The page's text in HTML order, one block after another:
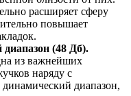
расширяет сферу
повышает
(48 Дб).
из важнейших
наряду с
диапазон,